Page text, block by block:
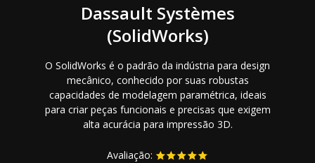
Dassault Systèmes
(SolidWorks)
O SolidWorks é o padrão da indústria para design
mecânico, conhecido por suas robustas
capacidades de modelagem paramétrica, ideais
para criar peças funcionais e precisas que exigem
alta acurácia para impressão 3D.
Avaliação: